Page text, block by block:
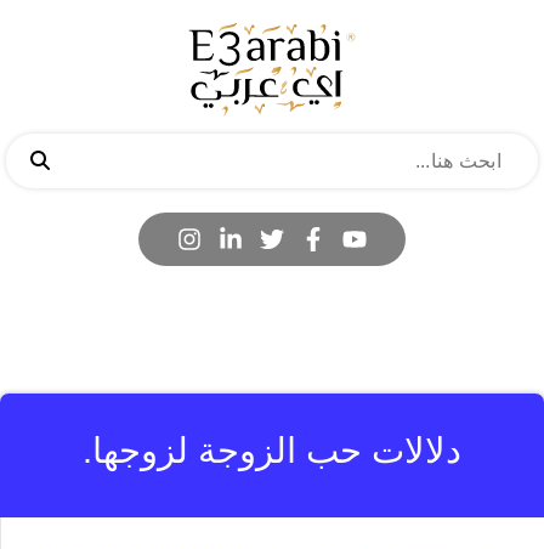
دلالات حب الزوجة لزوجها.